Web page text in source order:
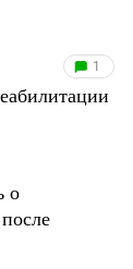
1
о